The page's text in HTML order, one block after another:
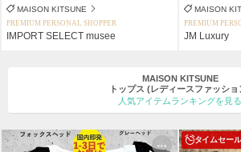
MAISON KITSUNE
PREMIUM PERSONAL SHOPPER
IMPORT SELECT musee
MAISON
PREMIUM
JM Luxury
MAISON KITSUNE
トップス (レディースファッショ
人気アイテムランキングを見る
タイムセール